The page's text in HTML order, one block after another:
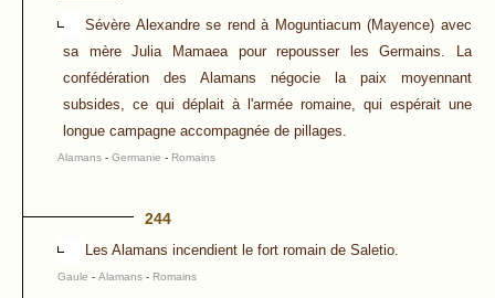
Sévère Alexandre se rend à Moguntiacum (Mayence) avec
sa mère Julia Mamaea pour repousser les Germains. La
confédération des Alamans négocie la paix moyennant
subsides, ce qui déplait à l'armée romaine, qui espérait une
longue campagne accompagnée de pillages.
Alamans - Germanie - Romains
244
Les Alamans incendient le fort romain de Saletio.
Gaule - Alamans - Romains